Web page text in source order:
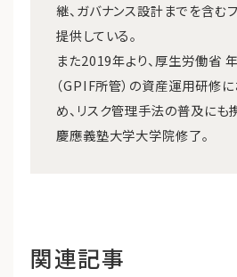
継、ガバナンス設計までを含む
提供している。
また2019年より、厚生労働省
（GPIF所管）の資産運用研修
め、リスク管理手法の普及にも
慶應義塾大学大学院修了。
関連記事